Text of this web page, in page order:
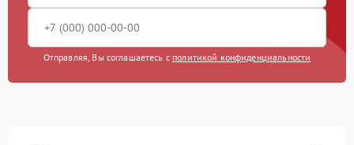
Отправляя, Вы соглашаетесь с политикой конфиденциальности